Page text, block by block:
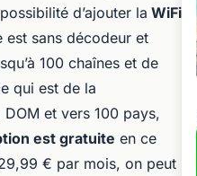
d’ajouter la WiFi
est sans décodeur et
100 chaînes et de
qui est de la
et vers 100 pays,
est gratuite en ce
€ par mois, on peut